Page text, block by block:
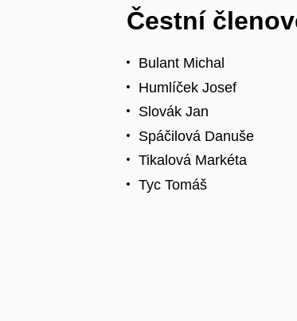
Čestní
Bulant Michal
Humlíček Josef
Slovák Jan
Spáčilová Danuše
Tikalová Markéta
Tyc Tomáš